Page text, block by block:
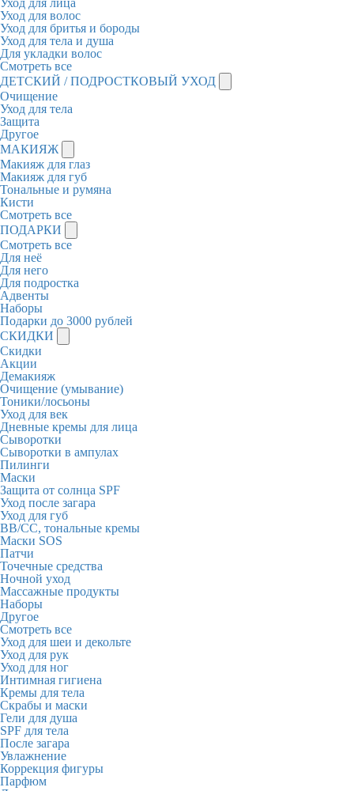
Уход для лица
Уход для волос
Уход для бритья и бороды
Уход для тела и душа
Для укладки волос
Смотреть все
ДЕТСКИЙ / ПОДРОСТКОВЫЙ УХОД
Очищение
Уход для тела
Защита
Другое
МАКИЯЖ
Макияж для глаз
Макияж для губ
Тональные и румяна
Кисти
Смотреть все
ПОДАРКИ
Смотреть все
Для неё
Для него
Для подростка
Адвенты
Наборы
Подарки до 3000 рублей
СКИДКИ
Скидки
Акции
Демакияж
Очищение (умывание)
Тоники/лосьоны
Уход для век
Дневные кремы для лица
Сыворотки
Сыворотки в ампулах
Пилинги
Маски
Защита от солнца SPF
Уход после загара
Уход для губ
BB/CC, тональные кремы
Маски SOS
Патчи
Точечные средства
Ночной уход
Массажные продукты
Наборы
Другое
Смотреть все
Уход для шеи и декольте
Уход для рук
Уход для ног
Интимная гигиена
Кремы для тела
Скрабы и маски
Гели для душа
SPF для тела
После загара
Увлажнение
Коррекция фигуры
Парфюм